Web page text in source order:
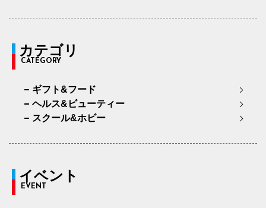
カテゴリ
CATEGORY
ギフト&フード
ヘルス&ビューティー
スクール&ホビー
イベント
EVENT